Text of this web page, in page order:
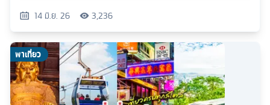
14 มิ.ย. 26 3,236
พาเที่ยว